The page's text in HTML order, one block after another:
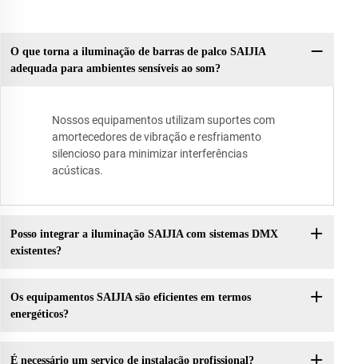
O que torna a iluminação de barras de palco SAIJIA
adequada para ambientes sensíveis ao som?
Nossos equipamentos utilizam suportes com
amortecedores de vibração e resfriamento
silencioso para minimizar interferências
acústicas.
Posso integrar a iluminação SAIJIA com sistemas DMX
existentes?
Os equipamentos SAIJIA são eficientes em termos
energéticos?
É necessário um serviço de instalação profissional?